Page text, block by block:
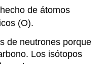
de átomos
(O).
de neutrones porque
Los isótopos